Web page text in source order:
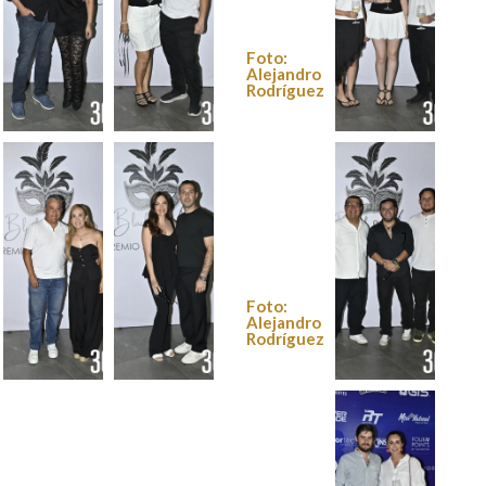
Foto:
Alejandro
Rodríguez
Foto:
Alejandro
Rodríguez
Foto:
Alejandro
Rodríguez
Foto:
Alejandro
Rodríguez
Foto:
Alejandro
Rodríguez
Foto:
Alejandro
Rodríguez